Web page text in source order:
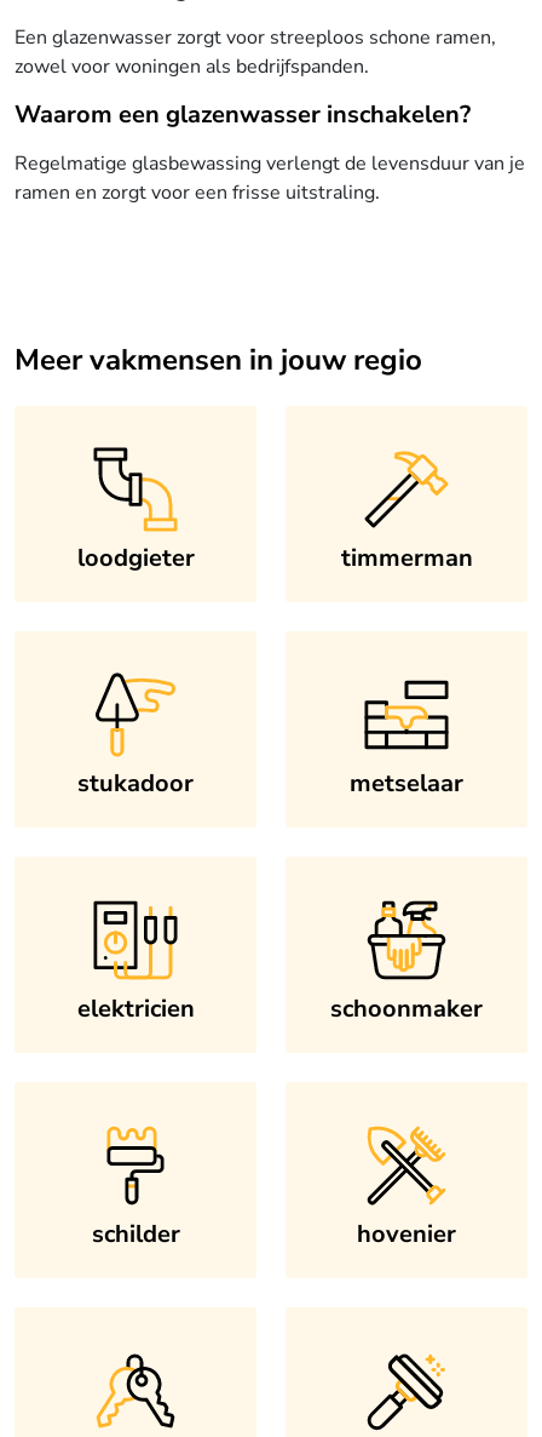
Een glazenwasser zorgt voor streeploos schone ramen,
zowel voor woningen als bedrijfspanden.
Waarom een glazenwasser inschakelen?
Regelmatige glasbewassing verlengt de levensduur van je
ramen en zorgt voor een frisse uitstraling.
Meer vakmensen in jouw regio
loodgieter timmerman
stukadoor metselaar
elektricien schoonmaker
schilder hovenier